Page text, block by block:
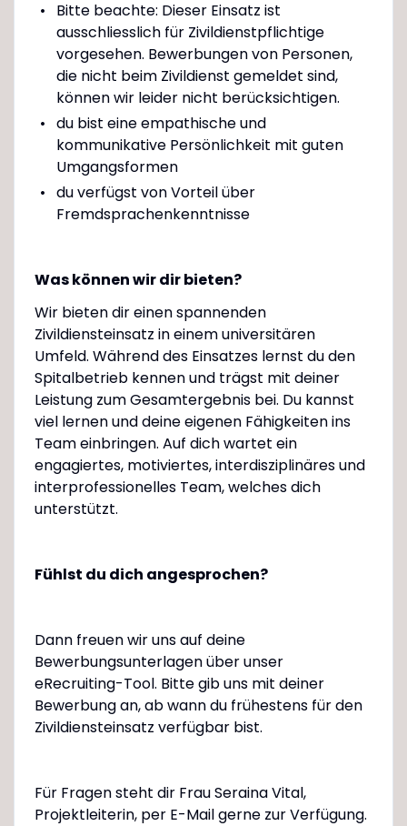
Bitte beachte: Dieser Einsatz ist
ausschliesslich für Zivildienstpflichtige
vorgesehen. Bewerbungen von Personen,
die nicht beim Zivildienst gemeldet sind,
können wir leider nicht berücksichtigen.
du bist eine empathische und
kommunikative Persönlichkeit mit guten
Umgangsformen
du verfügst von Vorteil über
Fremdsprachenkenntnisse
Was können wir dir bieten?
Wir bieten dir einen spannenden
Zivildiensteinsatz in einem universitären
Umfeld. Während des Einsatzes lernst du den
Spitalbetrieb kennen und trägst mit deiner
Leistung zum Gesamtergebnis bei. Du kannst
viel lernen und deine eigenen Fähigkeiten ins
Team einbringen. Auf dich wartet ein
engagiertes, motiviertes, interdisziplinäres und
interprofessionelles Team, welches dich
unterstützt.
Fühlst du dich angesprochen?
Dann freuen wir uns auf deine
Bewerbungsunterlagen über unser
eRecruiting-Tool. Bitte gib uns mit deiner
Bewerbung an, ab wann du frühestens für den
Zivildiensteinsatz verfügbar bist.
Für Fragen steht dir Frau Seraina Vital,
Projektleiterin, per E-Mail gerne zur Verfügung.